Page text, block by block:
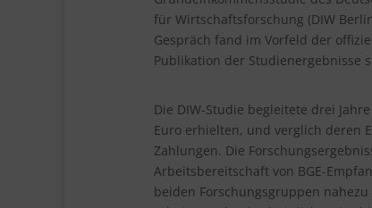
für Wirtschaftsforschung (DIW
Gespräch fand im Vorfeld der
Publikation der Studienergebnisse
Die DIW-Studie begleitete drei
Euro erhielten, und verglich deren
Zahlungen. Die
Arbeitsbereitschaft von BGE-
beiden Forschungsgruppen